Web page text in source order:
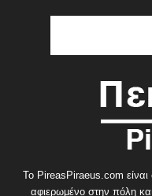
Το PireasPiraeus.com είναι
αφιερωμένο στην πόλη